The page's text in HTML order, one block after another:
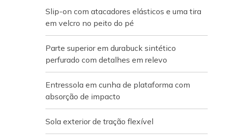
Slip-on com atacadores elásticos e uma tira
em velcro no peito do pé
Parte superior em durabuck sintético
perfurado com detalhes em relevo
Entressola em cunha de plataforma com
absorção de impacto
Sola exterior de tração flexível